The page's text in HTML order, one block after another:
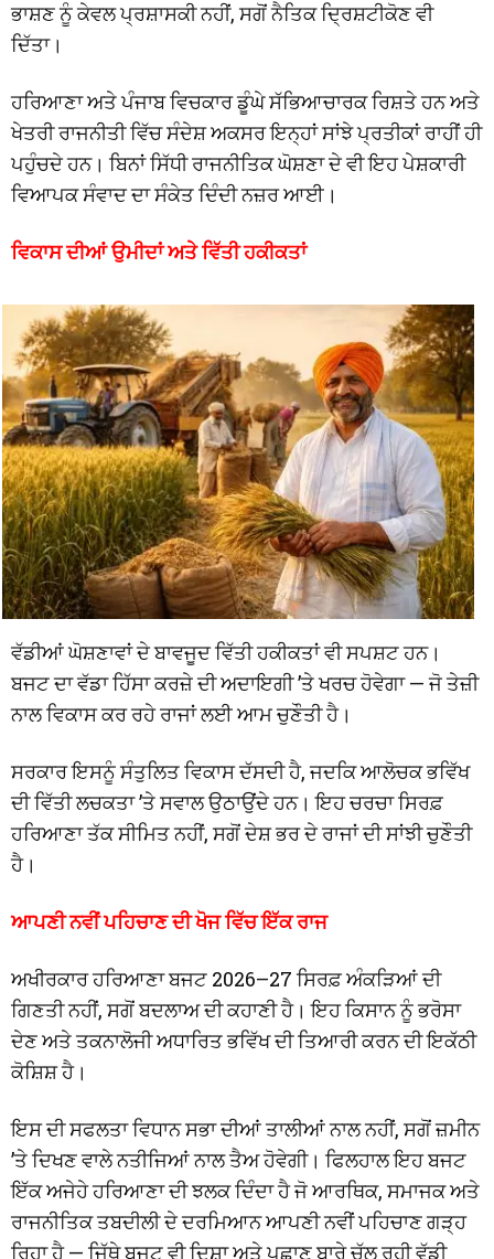
ਭਾਸ਼ਣ ਨੂੰ ਕੇਵਲ ਪ੍ਰਸ਼ਾਸਕੀ ਨਹੀਂ, ਸਗੋਂ ਨੈਤਿਕ ਦ੍ਰਿਸ਼ਟੀਕੋਣ ਵੀ
ਦਿੱਤਾ।
ਹਰਿਆਣਾ ਅਤੇ ਪੰਜਾਬ ਵਿਚਕਾਰ ਡੂੰਘੇ ਸੱਭਿਆਚਾਰਕ ਰਿਸ਼ਤੇ ਹਨ ਅਤੇ
ਖੇਤਰੀ ਰਾਜਨੀਤੀ ਵਿੱਚ ਸੰਦੇਸ਼ ਅਕਸਰ ਇਨ੍ਹਾਂ ਸਾਂਝੇ ਪ੍ਰਤੀਕਾਂ ਰਾਹੀਂ ਹੀ
ਪਹੁੰਚਦੇ ਹਨ। ਬਿਨਾਂ ਸਿੱਧੀ ਰਾਜਨੀਤਿਕ ਘੋਸ਼ਣਾ ਦੇ ਵੀ ਇਹ ਪੇਸ਼ਕਾਰੀ
ਵਿਆਪਕ ਸੰਵਾਦ ਦਾ ਸੰਕੇਤ ਦਿੰਦੀ ਨਜ਼ਰ ਆਈ।
ਵਿਕਾਸ ਦੀਆਂ ਉਮੀਦਾਂ ਅਤੇ ਵਿੱਤੀ ਹਕੀਕਤਾਂ
ਵੱਡੀਆਂ ਘੋਸ਼ਣਾਵਾਂ ਦੇ ਬਾਵਜੂਦ ਵਿੱਤੀ ਹਕੀਕਤਾਂ ਵੀ ਸਪਸ਼ਟ ਹਨ।
ਬਜਟ ਦਾ ਵੱਡਾ ਹਿੱਸਾ ਕਰਜ਼ੇ ਦੀ ਅਦਾਇਗੀ ’ਤੇ ਖਰਚ ਹੋਵੇਗਾ — ਜੋ ਤੇਜ਼ੀ
ਨਾਲ ਵਿਕਾਸ ਕਰ ਰਹੇ ਰਾਜਾਂ ਲਈ ਆਮ ਚੁਣੌਤੀ ਹੈ।
ਸਰਕਾਰ ਇਸਨੂੰ ਸੰਤੁਲਿਤ ਵਿਕਾਸ ਦੱਸਦੀ ਹੈ, ਜਦਕਿ ਆਲੋਚਕ ਭਵਿੱਖ
ਦੀ ਵਿੱਤੀ ਲਚਕਤਾ ’ਤੇ ਸਵਾਲ ਉਠਾਉਂਦੇ ਹਨ। ਇਹ ਚਰਚਾ ਸਿਰਫ਼
ਹਰਿਆਣਾ ਤੱਕ ਸੀਮਿਤ ਨਹੀਂ, ਸਗੋਂ ਦੇਸ਼ ਭਰ ਦੇ ਰਾਜਾਂ ਦੀ ਸਾਂਝੀ ਚੁਣੌਤੀ
ਹੈ।
ਆਪਣੀ ਨਵੀਂ ਪਹਿਚਾਣ ਦੀ ਖੋਜ ਵਿੱਚ ਇੱਕ ਰਾਜ
ਅਖੀਰਕਾਰ ਹਰਿਆਣਾ ਬਜਟ 2026–27 ਸਿਰਫ਼ ਅੰਕੜਿਆਂ ਦੀ
ਗਿਣਤੀ ਨਹੀਂ, ਸਗੋਂ ਬਦਲਾਅ ਦੀ ਕਹਾਣੀ ਹੈ। ਇਹ ਕਿਸਾਨ ਨੂੰ ਭਰੋਸਾ
ਦੇਣ ਅਤੇ ਤਕਨਾਲੋਜੀ ਅਧਾਰਿਤ ਭਵਿੱਖ ਦੀ ਤਿਆਰੀ ਕਰਨ ਦੀ ਇਕੱਠੀ
ਕੋਸ਼ਿਸ਼ ਹੈ।
ਇਸ ਦੀ ਸਫਲਤਾ ਵਿਧਾਨ ਸਭਾ ਦੀਆਂ ਤਾਲੀਆਂ ਨਾਲ ਨਹੀਂ, ਸਗੋਂ ਜ਼ਮੀਨ
’ਤੇ ਦਿਖਣ ਵਾਲੇ ਨਤੀਜਿਆਂ ਨਾਲ ਤੈਅ ਹੋਵੇਗੀ। ਫਿਲਹਾਲ ਇਹ ਬਜਟ
ਇੱਕ ਅਜੇਹੇ ਹਰਿਆਣਾ ਦੀ ਝਲਕ ਦਿੰਦਾ ਹੈ ਜੋ ਆਰਥਿਕ, ਸਮਾਜਕ ਅਤੇ
ਰਾਜਨੀਤਿਕ ਤਬਦੀਲੀ ਦੇ ਦਰਮਿਆਨ ਆਪਣੀ ਨਵੀਂ ਪਹਿਚਾਣ ਗੜ੍ਹ
ਰਿਹਾ ਹੈ — ਜਿੱਥੇ ਬਜਟ ਵੀ ਦਿਸ਼ਾ ਅਤੇ ਪਛਾਣ ਬਾਰੇ ਚੱਲ ਰਹੀ ਵੱਡੀ